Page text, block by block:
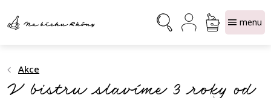
obsah
NÁKUPNÍ
KOŠÍK
Akce
V bistru slavíme 3 roky od